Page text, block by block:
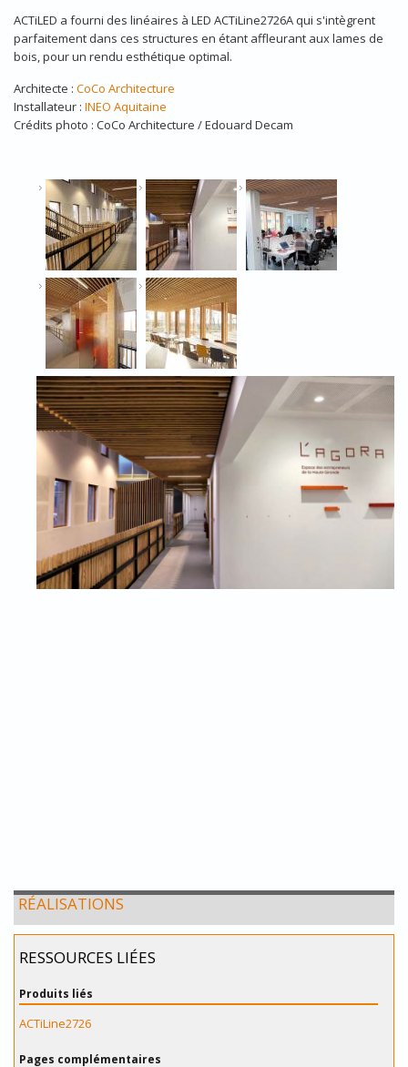
ACTiLED a fourni des linéaires à LED ACTiLine2726A qui s'intègrent
parfaitement dans ces structures en étant affleurant aux lames de
bois, pour un rendu esthétique optimal.
Architecte : CoCo Architecture
Installateur : INEO Aquitaine
Crédits photo : CoCo Architecture / Edouard Decam
RÉALISATIONS
RESSOURCES LIÉES
Produits liés
ACTiLine2726
Pages complémentaires